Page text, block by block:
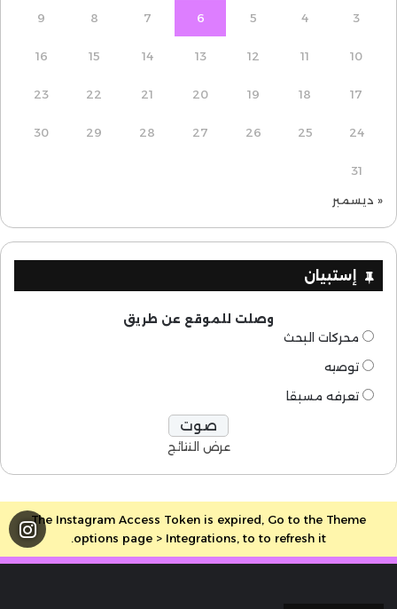
3
4
5
6
7
8
9
10
11
12
13
14
15
16
17
18
19
20
21
22
23
24
25
26
27
28
29
30
31
« ديسمبر
إستبيان
وصلت للموقع عن طريق
محركات البحث
توصيه
تعرفه مسبقا
عرض النتائج
The Instagram Access Token is expired, Go to the Theme
options page > Integrations, to to refresh it.